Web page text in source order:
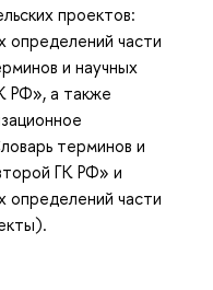
проектов:
определений части
и научных
РФ», а также
терминов и
ГК РФ» и
определений части